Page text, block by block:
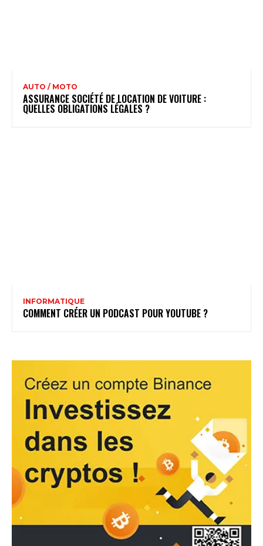
AUTO / MOTO
ASSURANCE SOCIÉTÉ DE LOCATION DE VOITURE :
QUELLES OBLIGATIONS LÉGALES ?
INFORMATIQUE
COMMENT CRÉER UN PODCAST POUR YOUTUBE ?